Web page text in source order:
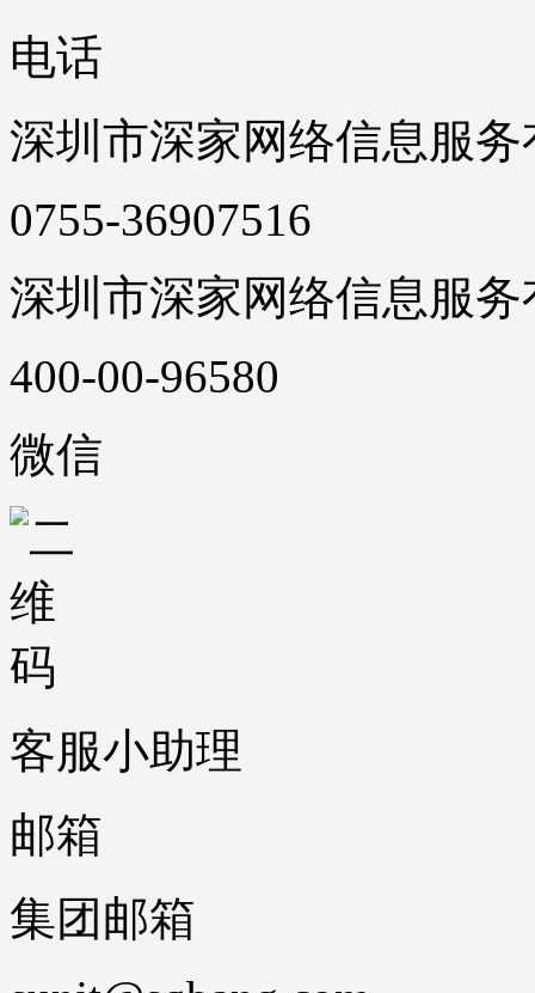
电话
深圳市深家网络信息服
0755-36907516
深圳市深家网络信息服
400-00-96580
微信
客服小助理
邮箱
集团邮箱